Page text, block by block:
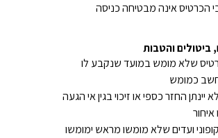
הכרטיס אינה מבטיחה כניסה
ביטולים והטבות
שלא מומש במועד שנקבע לו
כמומש
יינתן החזר כספי או זיכוי בגין אי הגעה
איחור
ועדים שלא מומשו מראש ימומשו